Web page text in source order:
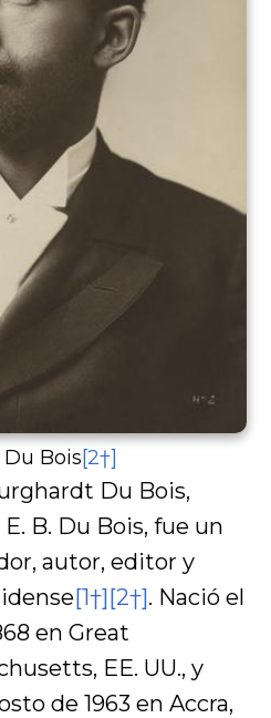
Du Bois[2†]
Du Bois,
B. Du Bois, fue un
autor, editor y
[1†][2†]. Nació el
en Great
EE. UU., y
de 1963 en Accra,